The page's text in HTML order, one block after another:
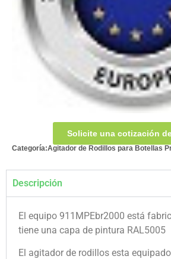
Solicite una cotización
Categoría:Agitador de Rodillos para Botellas
Descripción
El equipo 911MPEbr2000 está
tiene una capa de pintura RAL5005
El agitador de rodillos esta